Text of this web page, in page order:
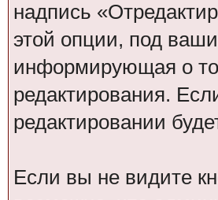
надпись
этой опции, под
информирующая о
редактирования.
редактировании
Если вы не видите